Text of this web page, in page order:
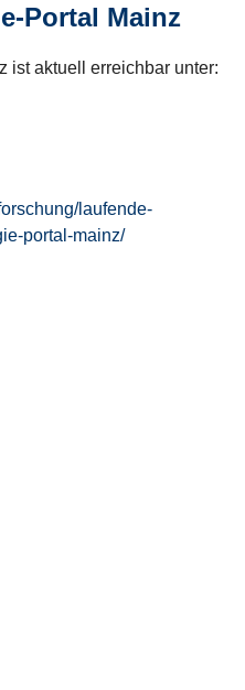
Portal Mainz
ist aktuell erreichbar unter:
laufende-
portal-mainz/